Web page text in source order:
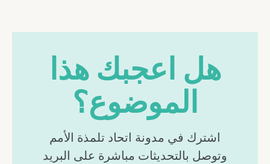
هل اعجبك هذا
الموضوع؟
اشترك في مدونة اتحاد تلمذة الأمم
وتوصل بالتحديثات مباشرة على البريد